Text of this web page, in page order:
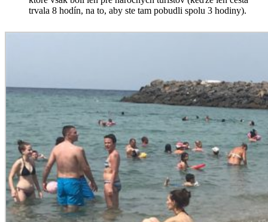
trvala 8 hodín, na to, aby ste tam pobudli spolu 3 hodiny).